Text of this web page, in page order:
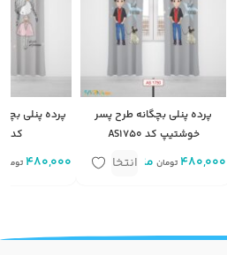
پرده پنلی بچگانه طرح پسر
خوشتیپ کد AS1750
480,000 تومان متر انتخاب
پرده پنلی
کد AS1749
480,000 تومان